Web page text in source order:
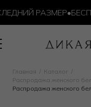
РАЗМЕР•
Главная
Каталог
Распродажа женского
Распродажа женского